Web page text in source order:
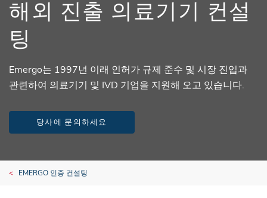
해외 진출 의료기기 컨설
팅
Emergo는 1997년 이래 인허가 규제 준수 및 시장 진입과
관련하여 의료기기 및 IVD 기업을 지원해 오고 있습니다.
당사에 문의하세요
EMERGO 인증 컨설팅